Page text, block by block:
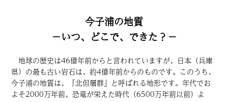
今子浦の地質
−いつ、どこで、できた？−
地球の歴史は46億年前からと言われていますが、日本（兵庫
県）の最も古い岩石は、約4億年前からのものです。このうち、
今子浦の地質は、「北但層群」と呼ばれる地形です。年代でお
よそ2000万年前、恐竜が栄えた時代（6500万年前以前）よ